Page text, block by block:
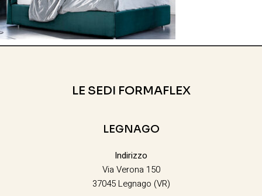
LE SEDI FORMAFLEX
LEGNAGO
Indirizzo
Via Verona 150
37045 Legnago (VR)